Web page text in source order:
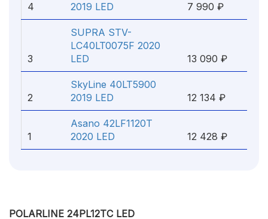
4
2019 LED
7 990 ₽
3
SUPRA STV-
LC40LT0075F 2020
LED
13 090 ₽
2
SkyLine 40LT5900
2019 LED
12 134 ₽
1
Asano 42LF1120T
2020 LED
12 428 ₽
POLARLINE 24PL12TC LED